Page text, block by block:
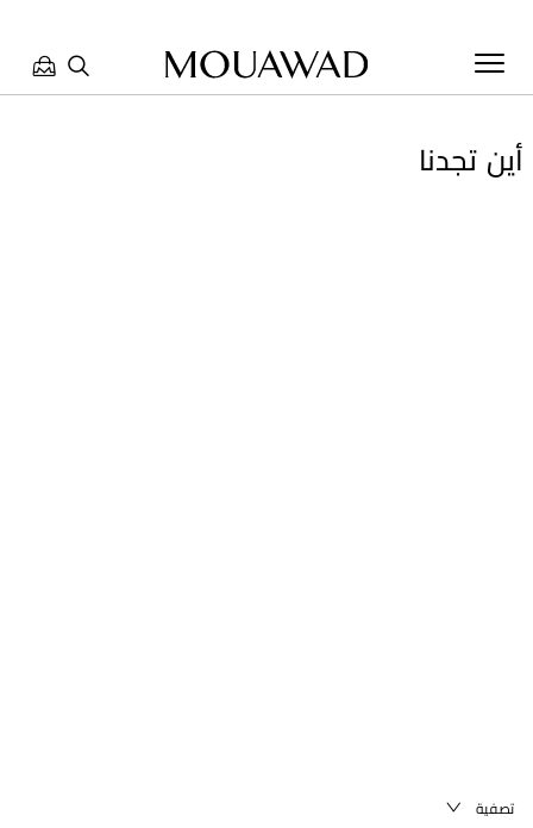
أين تجدنا
تصفية
مرحبا بكم في معوّض. كيف يمكننا مساعدتك؟ الرجاء تحديد أحد